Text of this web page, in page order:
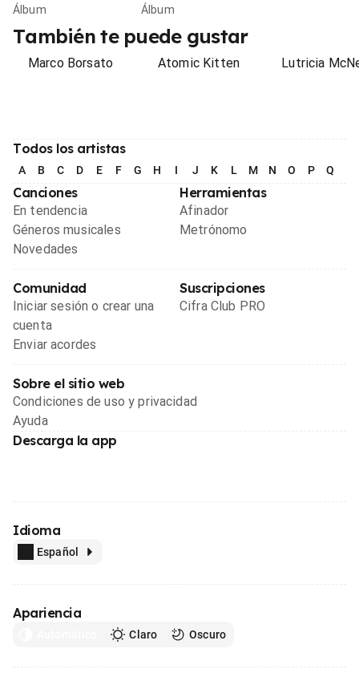
Álbum
Álbum
También te puede gustar
Marco Borsato Atomic Kitten Lutricia
Todos los artistas
A B C D E F G H I J K L M N O P Q
Canciones
En tendencia
Géneros musicales
Novedades
Herramientas
Afinador
Metrónomo
Comunidad
Iniciar sesión o crear una
cuenta
Enviar acordes
Suscripciones
Cifra Club PRO
Sobre el sitio web
Condiciones de uso y privacidad
Ayuda
Descarga la app
Idioma
Español
Apariencia
Claro Oscuro